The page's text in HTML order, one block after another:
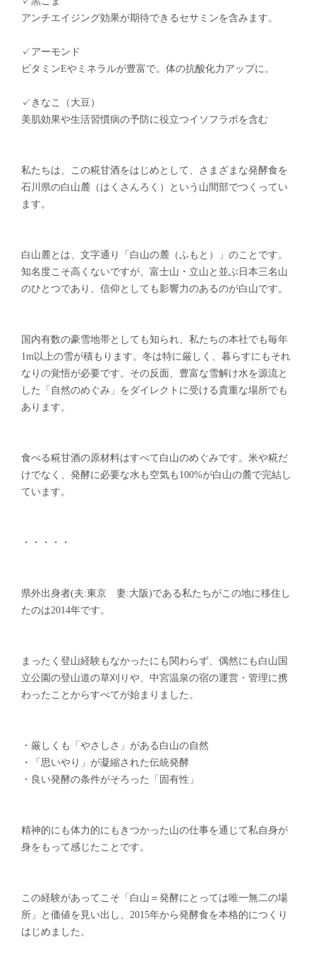
アンチエイジング効果が期待できるセサミンを含みます。
✓アーモンド
ビタミンEやミネラルが豊富で。体の抗酸化力アップに。
✓きなこ（大豆）
美肌効果や生活習慣病の予防に役立つイソフラボを含む
私たちは、この糀甘酒をはじめとして、さまざまな発酵食を
石川県の白山麓（はくさんろく）という山間部でつくってい
ます。
白山麓とは、文字通り「白山の麓（ふもと）」のことです。
知名度こそ高くないですが、富士山・立山と並ぶ日本三名山
のひとつであり、信仰としても影響力のあるのが白山です。
国内有数の豪雪地帯としても知られ、私たちの本社でも毎年
1m以上の雪が積もります。冬は特に厳しく、暮らすにもそれ
なりの覚悟が必要です。その反面、豊富な雪解け水を源流と
した「自然のめぐみ」をダイレクトに受ける貴重な場所でも
あります。
食べる糀甘酒の原材料はすべて白山のめぐみです。米や糀だ
けでなく、発酵に必要な水も空気も100%が白山の麓で完結し
ています。
・・・・・
県外出身者(夫:東京 妻:大阪)である私たちがこの地に移住し
たのは2014年です。
まったく登山経験もなかったにも関わらず、偶然にも白山国
立公園の登山道の草刈りや、中宮温泉の宿の運営・管理に携
わったことからすべてが始まりました。
・厳しくも「やさしさ」がある白山の自然
・「思いやり」が凝縮された伝統発酵
・良い発酵の条件がそろった「固有性」
精神的にも体力的にもきつかった山の仕事を通じて私自身が
身をもって感じたことです。
この経験があってこそ「白山＝発酵にとっては唯一無二の場
所」と価値を見い出し、2015年から発酵食を本格的につくり
はじめました。